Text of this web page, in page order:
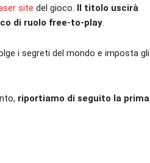
site del gioco. Il titolo uscirà
di ruolo free-to-play.
i segreti del mondo e imposta gli
riportiamo di seguito la prima